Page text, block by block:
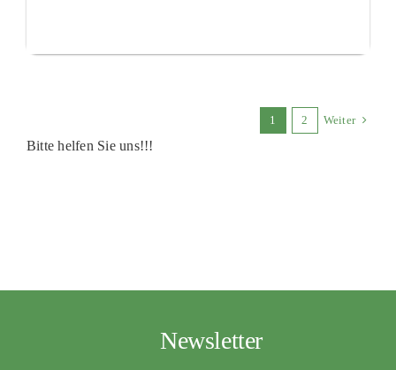
1 2 Weiter
Bitte helfen Sie uns!!!
Newsletter